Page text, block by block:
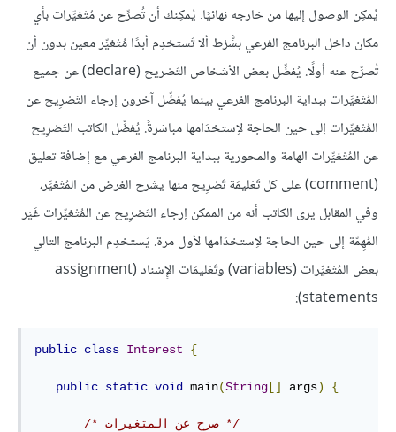
يُمكِن الوصول إليها من خارجه نهائيًا. يُمكِنك أن تُصرِّح عن مُتْغيِّرات بأي
مكان داخل البرنامج الفرعي بشَّرْط ألا تَستخدِم أبدًا مُتْغيِّر معين بدون أن
تُصرِّح عنه أولًا. يُفضِّل بعض الأشخاص التَصْريح (declare) عن جميع
المُتْغيِّرات ببداية البرنامج الفرعي بينما يُفضِّل آخرون إرجاء التَصْرِيح عن
المُتْغيِّرات إلى حين الحاجة لاِستخدَامها مباشرةً. يُفضِّل الكاتب التَصْرِيح
عن المُتْغيِّرات الهامة والمحورية ببداية البرنامج الفرعي مع إضافة تعليق
(comment) على كل تَعْليمَة تَصْرِيح منها يشرح الغرض من المُتْغيِّر،
وفي المقابل يرى الكاتب أنه من الممكن إرجاء التَصْرِيح عن المُتْغيِّرات غَيْر
المُهِمّة إلى حين الحاجة لاِستخدَامها لأول مرة. يَستخدِم البرنامج التالي
بعض المُتْغيِّرات (variables) وتَعْليمَات الإِسْناد (assignment
statements):
public class Interest {
public static void main(String [] args) {
/* صرح عن المتغيرات */